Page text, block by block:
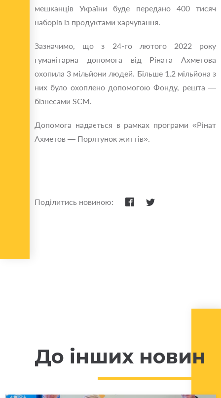
мешканців України буде передано 400 тисяч
наборів із продуктами харчування.
Зазначимо, що з 24-го лютого 2022 року
гуманітарна допомога від Ріната Ахметова
охопила 3 мільйони людей. Більше 1,2 мільйона з
них було охоплено допомогою Фонду, решта —
бізнесами SCM.
Допомога надається в рамках програми «Рінат
Ахметов — Порятунок життів».
Поділитись новиною:
До інших новин